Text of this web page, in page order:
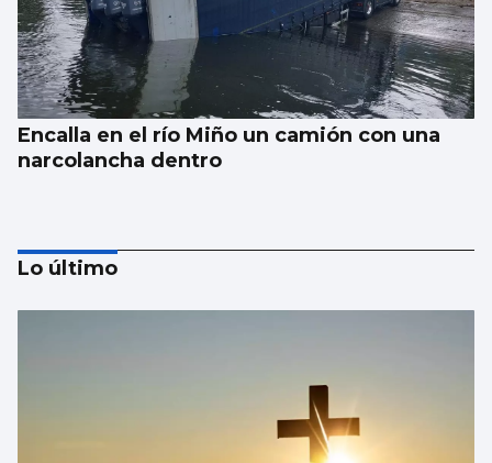
Encalla en el río Miño un camión con una
narcolancha dentro
Lo último